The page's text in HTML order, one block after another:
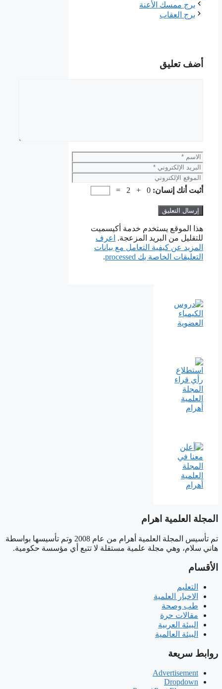
برج ممسك الأعنة
برج العقاب
أضف تعليق
الاسم
البريد
الإلكتروني
الموقع
الإلكتروني
أثبت أنك إنسان: 0 + 2 =
هذا الموقع يستخدم خدمة أكيسميت
للتقليل من البريد المزعجة.
اعرف
المزيد عن كيفية التعامل مع بيانات
التعليقات الخاصة بك processed
.
المجلة العلمية اهرام
تم تأسيس المجلة العلمية أهرام من عام 2008 وتم تأسيسها بواسطة
هاني سلام، وهي مجلة علمية مستقلة لا تتبع أي مؤسسة حكومية.
الأقسام
التعليم
الاخبار العلمية
طب وصحة
مقالات حرة
البيئة العربية
البيئة العالمية
روابط سريعة
Advertisement
Dropdown